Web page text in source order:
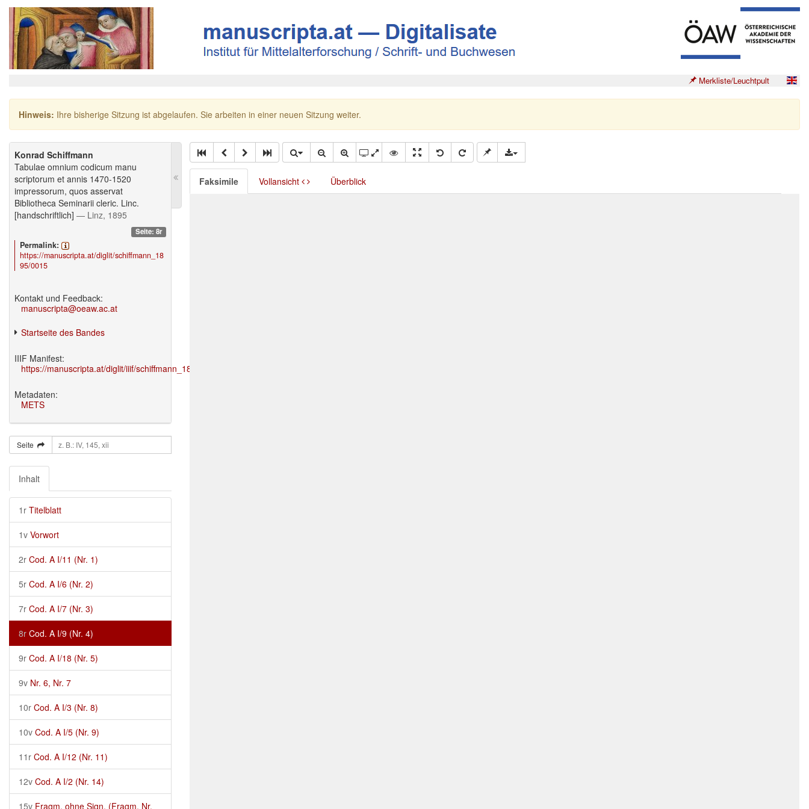
Merkliste/Leuchtpult
Hinweis: Ihre bisherige Sitzung ist abgelaufen. Sie arbeiten in einer neuen Sitzung weiter.
Konrad Schiffmann
Tabulae omnium codicum manu
scriptorum et annis 1470-1520
impressorum, quos asservat
Bibliotheca Seminarii cleric. Linc.
[handschriftlich] — Linz, 1895
Seite: 8r
Permalink:
https://manuscripta.at/diglit/schiffmann_18
95/0015
Kontakt und Feedback:
manuscripta@oeaw.ac.at
Startseite des Bandes
IIIF Manifest:
https://manuscripta.at/diglit/iiif/schiffmann_1895/manifest.json
Metadaten:
METS
Seite
Inhalt
1r Titelblatt
1v Vorwort
2r Cod. A I/11 (Nr. 1)
5r Cod. A I/6 (Nr. 2)
7r Cod. A I/7 (Nr. 3)
8r Cod. A I/9 (Nr. 4)
9r Cod. A I/18 (Nr. 5)
9v Nr. 6, Nr. 7
10r Cod. A I/3 (Nr. 8)
10v Cod. A I/5 (Nr. 9)
11r Cod. A I/12 (Nr. 11)
12v Cod. A I/2 (Nr. 14)
15v Fragm. ohne Sign. (Fragm. Nr.
Faksimile Vollansicht Überblick